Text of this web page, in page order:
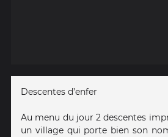
Descentes d’enfer
Au menu du jour 2 descentes
un village qui porte bien son